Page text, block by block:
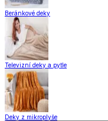
Beránkové deky
Televizní deky a pytle
Deky z mikroplyše